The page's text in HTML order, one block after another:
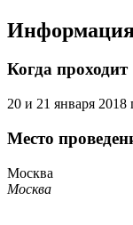
Когда проходит
20 и 21 января 2018
Место
Москва
Москва